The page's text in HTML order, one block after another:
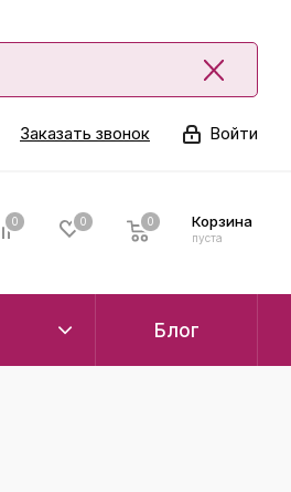
Войти
Заказать звонок
0 0 Корзина
0
пуста
0
Блог